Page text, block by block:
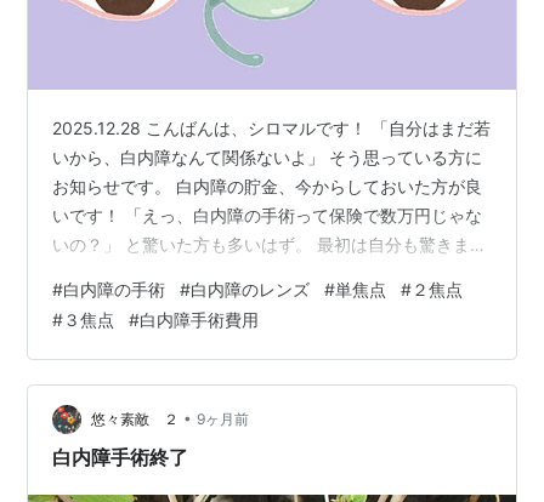
2025.12.28 こんばんは、シロマルです！ 「自分はまだ若
いから、白内障なんて関係ないよ」 そう思っている方に
お知らせです。 白内障の貯金、今からしておいた方が良
いです！ 「えっ、白内障の手術って保険で数万円じゃな
いの？」 と驚いた方も多いはず。 最初は自分も驚きまし
番お得だということが分かりました。 年齢を重ねれば、
誰にでもやってくるのが「白内障」。 実は、この手術で
入れる「眼内レンズ」選び一つで、 その後の人生の快適
さが劇的に変わるんです！ ここだけの話……。 両目で80
万円のレンズにした方が良い理由、 こっそり教えちゃい
ますね！…
#白内障の手術 #白内障のレンズ #単焦点 #２焦点
#３焦点 #白内障手術費用
悠々素敵 ２ • 9ヶ月前
白内障手術終了